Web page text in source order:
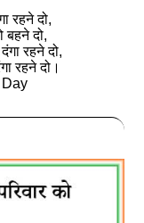
रहने दो,
बहने दो,
रहने दो,
रहने दो।